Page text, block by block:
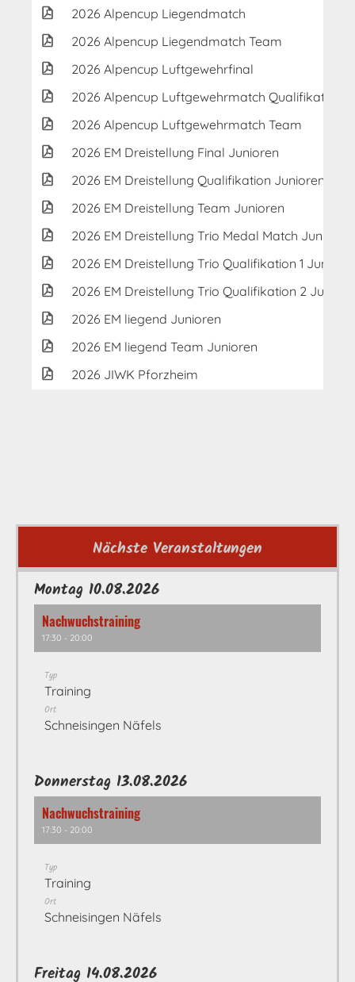
2026 Alpencup Liegendmatch
2026 Alpencup Liegendmatch Team
2026 Alpencup Luftgewehrfinal
2026 Alpencup Luftgewehrmatch Qualifikation
2026 Alpencup Luftgewehrmatch Team
2026 EM Dreistellung Final Junioren
2026 EM Dreistellung Qualifikation Junioren
2026 EM Dreistellung Team Junioren
2026 EM Dreistellung Trio Medal Match Junioren
2026 EM Dreistellung Trio Qualifikation 1
2026 EM Dreistellung Trio Qualifikation 2
2026 EM liegend Junioren
2026 EM liegend Team Junioren
2026 JIWK Pforzheim
Nächste Veranstaltungen
Montag 10.08.2026
Nachwuchstraining
17:30 - 20:00
Typ
Training
Ort
Schneisingen Näfels
Donnerstag 13.08.2026
Nachwuchstraining
17:30 - 20:00
Typ
Training
Ort
Schneisingen Näfels
Freitag 14.08.2026